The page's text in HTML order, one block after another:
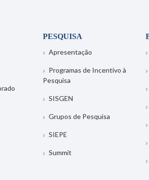
PESQUISA
Apresentação
Programas de Incentivo à
Pesquisa
SISGEN
Grupos de Pesquisa
SIEPE
Summit